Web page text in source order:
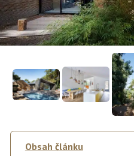
Obsah článku